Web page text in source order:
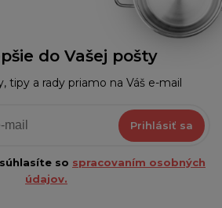
do Vašej pošty
tipy a rady priamo na Váš e-mail
Prihlásiť sa
so spracovaním osobných
údajov.